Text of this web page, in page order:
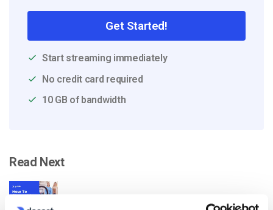
Get Started!
Start streaming immediately
No credit card required
10 GB of bandwidth
Read Next